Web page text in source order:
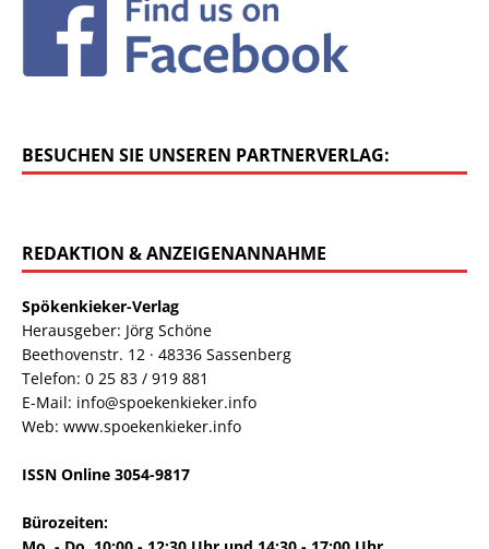
BESUCHEN SIE UNSEREN PARTNERVERLAG:
REDAKTION & ANZEIGENANNAHME
Spökenkieker-Verlag
Herausgeber: Jörg Schöne
Beethovenstr. 12 · 48336 Sassenberg
Telefon: 0 25 83 / 919 881
E-Mail: info@spoekenkieker.info
Web: www.spoekenkieker.info
ISSN Online 3054-9817
Bürozeiten: